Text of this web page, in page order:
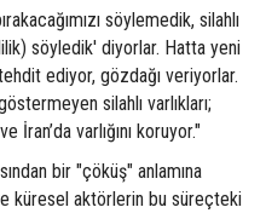
söylemedik, silahlı
söyledik' diyorlar. Hatta yeni
ediyor, gözdağı veriyorlar.
silahlı varlıkları;
İran’da varlığını koruyor."
bir "çöküş" anlamına
küresel aktörlerin bu süreçteki